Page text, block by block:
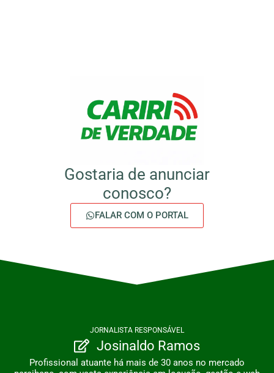
Gostaria de anunciar
conosco?
FALAR COM O PORTAL
JORNALISTA RESPONSÁVEL
Josinaldo Ramos
Profissional atuante há mais de 30 anos no mercado